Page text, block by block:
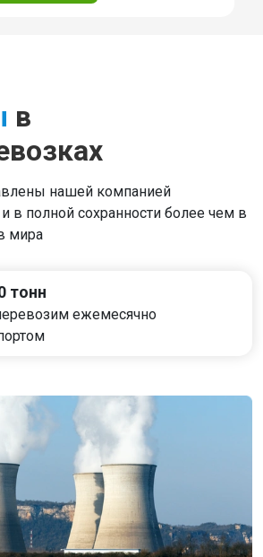
в
нашей компанией
в полной сохранности более чем в
мира
тонн
ежемесячно